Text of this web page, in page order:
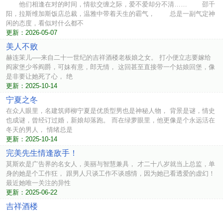
他们相逢在对的时间，情欲交缠之际，爱不爱却分不清…… 邵千
阳，拉斯维加斯饭店总裁，温雅中带着天生的霸气， 总是一副气定神
闲的态度，看似对什么都不
更新：2026-05-07
美人不败
赫连茉儿──来自二十一世纪的吉祥酒楼老板娘之女。 打小便立志要嫁给
阎家堡少爷阎爵，可妹有意，郎无情， 这回甚至直接带一个姑娘回堡，像
是非要让她死了心， 绝
更新：2025-10-14
宁夏之冬
在众人眼里，名建筑师柳宁夏是优质型男也是神秘人物， 背景是谜，情史
也成谜，曾经订过婚，新娘却落跑。 而在绿萝眼里，他更像是个永远活在
冬天的男人， 情绪总是
更新：2025-10-14
完美先生情逢敌手！
莫斯欢是广告界的名女人，美丽与智慧兼具， 才二十八岁就当上总监，单
身的她是个工作狂， 跟男人只谈工作不谈感情，因为她已看透爱的虚幻！
最近她唯一关注的异性
更新：2025-06-22
吉祥酒楼